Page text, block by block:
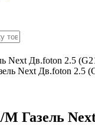
Next Дв.foton 2.5
Газель